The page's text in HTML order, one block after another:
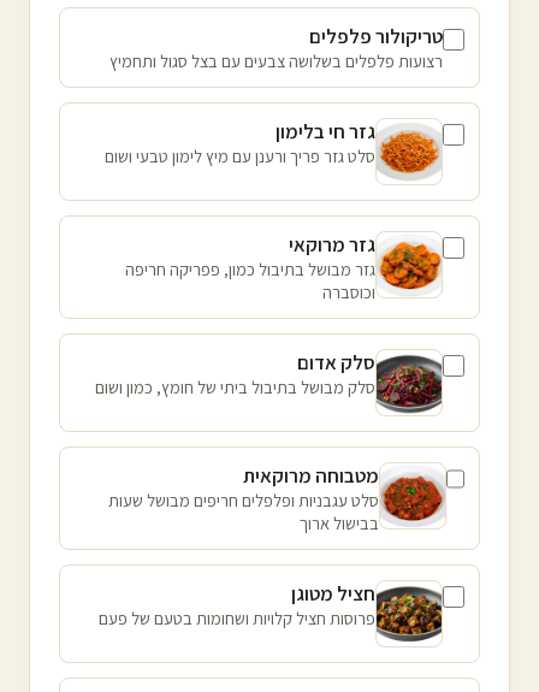
טריקולור פלפלים
רצועות פלפלים בשלושה צבעים עם בצל סגול ותחמיץ
גזר חי בלימון
סלט גזר פריך ורענן עם מיץ לימון טבעי ושום
גזר מרוקאי
גזר מבושל בתיבול כמון, פפריקה חריפה
וכוסברה
סלק אדום
סלק מבושל בתיבול ביתי של חומץ, כמון ושום
מטבוחה מרוקאית
סלט עגבניות ופלפלים חריפים מבושל שעות
בבישול ארוך
חציל מטוגן
פרוסות חציל קלויות ושחומות בטעם של פעם